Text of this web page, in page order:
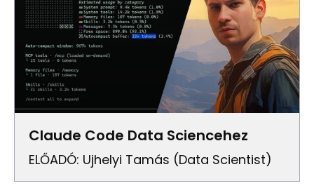
Claude Code Data Sciencehez
ELŐADÓ: Ujhelyi Tamás (Data Scientist)